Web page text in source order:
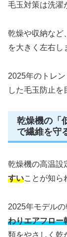
毛玉対策は洗濯
乾燥や収納など
を大きく左右し
2025年のトレ
した毛玉防止を
乾燥機の「
で繊維を守
乾燥機の高温設
すいことが知ら
2025年モデルの
わりエアフロー
類をやさしく乾